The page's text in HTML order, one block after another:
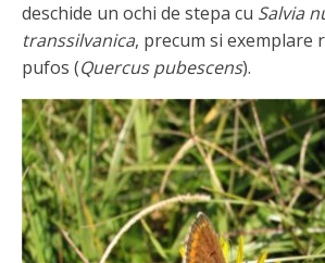
deschide un ochi de stepa cu Salvia
transsilvanica, precum si exemplare
pufos (Quercus pubescens).